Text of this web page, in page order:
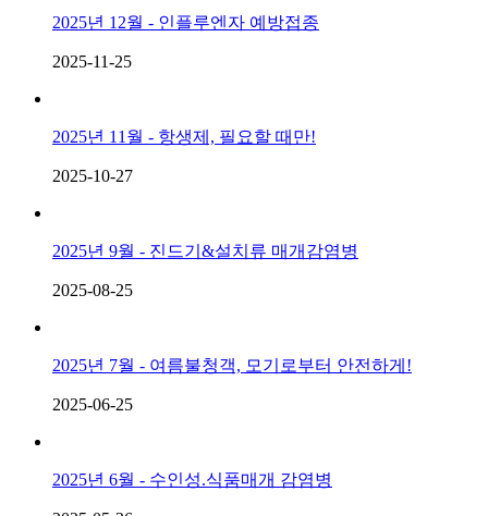
2025년 12월 - 인플루엔자 예방접종
2025-11-25
2025년 11월 - 항생제, 필요할 때만!
2025-10-27
2025년 9월 - 진드기&설치류 매개감염병
2025-08-25
2025년 7월 - 여름불청객, 모기로부터 안전하게!
2025-06-25
2025년 6월 - 수인성.식품매개 감염병